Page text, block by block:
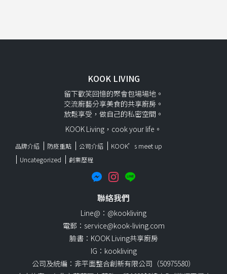
KOOK LIVING
留下歡笑回憶的聚會包場場地。
交流廚藝分享美食的共享廚房。
放鬆享受，做自己的私密空間。
KOOK Living，cook your life。
品牌介紹 防疫重點 公司介紹
KOOK’s meet up
Uncategorized
創業歷程
聯絡我們
Line@：@kookliving
電郵：service@kook-living.com
臉書：KOOK Living共享廚房
IG：kookliving
公司及統編：非平面整合創新有限公司（50975580）